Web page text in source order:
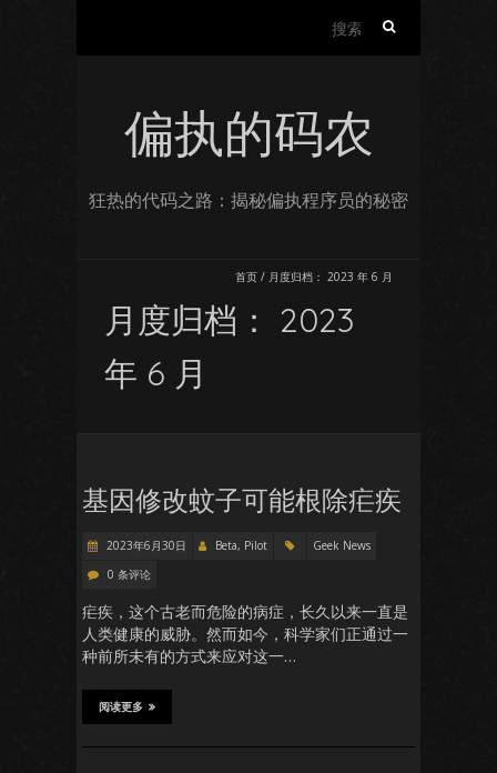
偏执的码农
狂热的代码之路：揭秘偏执程序员的秘密
首页 / 月度归档： 2023 年 6 月
月度归档： 2023
年 6 月
基因修改蚊子可能根除疟疾
2023年6月30日 Beta, Pilot
Geek News
0 条评论
疟疾，这个古老而危险的病症，长久以来一直是
人类健康的威胁。然而如今，科学家们正通过一
种前所未有的方式来应对这一…
阅读更多